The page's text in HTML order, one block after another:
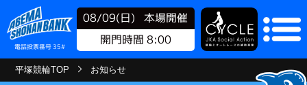
電話投票番号 35#
08/09(日)
本場開催
開門時間 8:00
平塚競輪TOP お知らせ